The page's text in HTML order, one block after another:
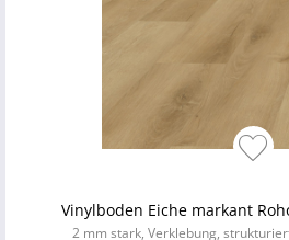
Vinylboden Eiche markant
2 mm stark, Verklebung,